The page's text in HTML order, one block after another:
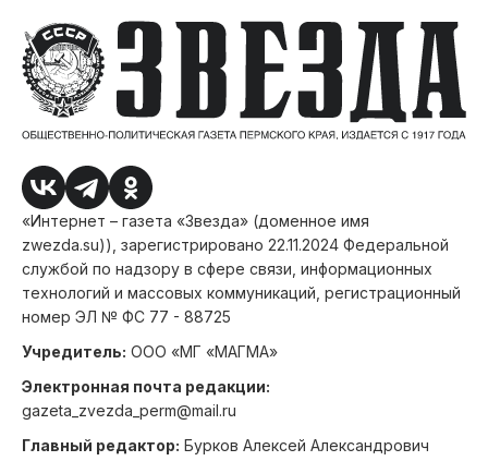
«Интернет – газета «Звезда» (доменное имя
zwezda.su)), зарегистрировано 22.11.2024 Федеральной
службой по надзору в сфере связи, информационных
технологий и массовых коммуникаций, регистрационный
номер ЭЛ № ФС 77 - 88725
Учредитель: ООО «МГ «МАГМА»
Электронная почта редакции:
gazeta_zvezda_perm@mail.ru
Главный редактор: Бурков Алексей Александрович